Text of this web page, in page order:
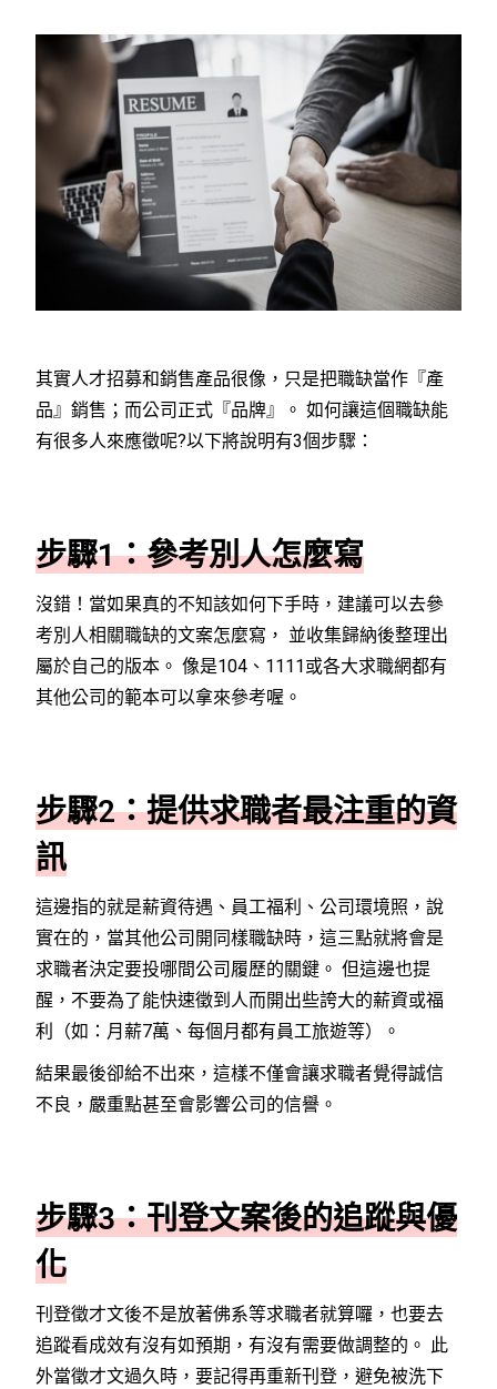
其實人才招募和銷售產品很像，只是把職缺當作『產
品』銷售；而公司正式『品牌』。 如何讓這個職缺能
有很多人來應徵呢?以下將說明有3個步驟：
步驟1：參考別人怎麼寫
沒錯！當如果真的不知該如何下手時，建議可以去參
考別人相關職缺的文案怎麼寫， 並收集歸納後整理出
屬於自己的版本。 像是104、1111或各大求職網都有
其他公司的範本可以拿來參考喔。
步驟2：提供求職者最注重的資
訊
這邊指的就是薪資待遇、員工福利、公司環境照，說
實在的，當其他公司開同樣職缺時，這三點就將會是
求職者決定要投哪間公司履歷的關鍵。 但這邊也提
醒，不要為了能快速徵到人而開出些誇大的薪資或福
利（如：月薪7萬、每個月都有員工旅遊等）。
結果最後卻給不出來，這樣不僅會讓求職者覺得誠信
不良，嚴重點甚至會影響公司的信譽。
步驟3：刊登文案後的追蹤與優
化
刊登徵才文後不是放著佛系等求職者就算囉，也要去
追蹤看成效有沒有如預期，有沒有需要做調整的。 此
外當徵才文過久時，要記得再重新刊登，避免被洗下